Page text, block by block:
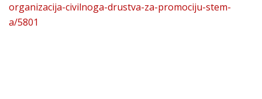
organizacija-civilnoga-drustva-za-promociju-stem-
a/5801